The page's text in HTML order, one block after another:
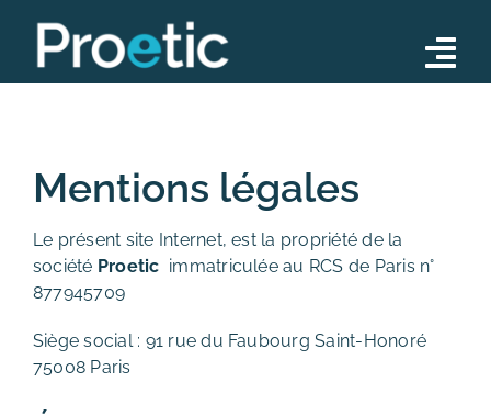
content
Opérations
Notre équipe
Actualités
Mentions légales
Le présent site Internet, est la propriété de la
société Proetic immatriculée au RCS de Paris n°
877945709
Siège social : 91 rue du Faubourg Saint-Honoré
75008 Paris